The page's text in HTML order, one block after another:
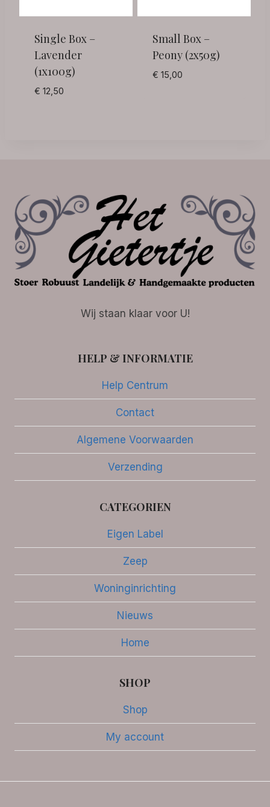
Single Box –
Lavender
(1x100g)
€ 12,50
Small Box –
Peony (2x50g)
€ 15,00
Wij staan klaar voor U!
HELP & INFORMATIE
Help Centrum
Contact
Algemene Voorwaarden
Verzending
CATEGORIEN
Eigen Label
Zeep
Woninginrichting
Nieuws
Home
SHOP
Shop
My account